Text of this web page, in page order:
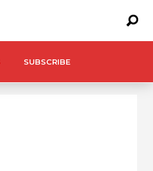
SUBSCRIBE